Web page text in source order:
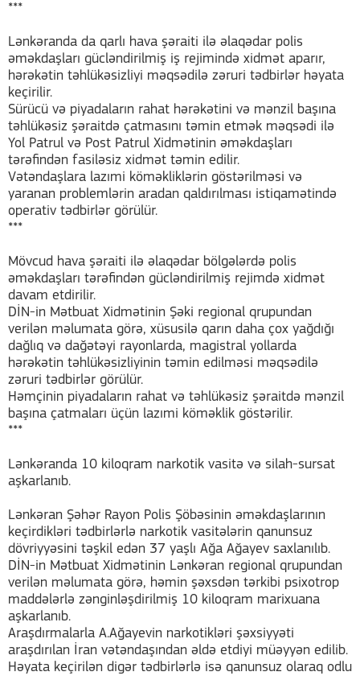
***
Lənkəranda da qarlı hava şəraiti ilə əlaqədar polis
əməkdaşları gücləndirilmiş iş rejimində xidmət aparır,
hərəkətin təhlükəsizliyi məqsədilə zəruri tədbirlər həyata
keçirilir.
Sürücü və piyadaların rahat hərəkətini və mənzil başına
təhlükəsiz şəraitdə çatmasını təmin etmək məqsədi ilə
Yol Patrul və Post Patrul Xidmətinin əməkdaşları
tərəfindən fasiləsiz xidmət təmin edilir.
Vətəndaşlara lazımi köməkliklərin göstərilməsi və
yaranan problemlərin aradan qaldırılması istiqamətində
operativ tədbirlər görülür.
***
Mövcud hava şəraiti ilə əlaqədar bölgələrdə polis
əməkdaşları tərəfindən gücləndirilmiş rejimdə xidmət
davam etdirilir.
DİN-in Mətbuat Xidmətinin Şəki regional qrupundan
verilən məlumata görə, xüsusilə qarın daha çox yağdığı
dağlıq və dağətəyi rayonlarda, magistral yollarda
hərəkətin təhlükəsizliyinin təmin edilməsi məqsədilə
zəruri tədbirlər görülür.
Həmçinin piyadaların rahat və təhlükəsiz şəraitdə mənzil
başına çatmaları üçün lazımi köməklik göstərilir.
***
Lənkəranda 10 kiloqram narkotik vasitə və silah-sursat
aşkarlanıb.
Lənkəran Şəhər Rayon Polis Şöbəsinin əməkdaşlarının
keçirdikləri tədbirlərlə narkotik vasitələrin qanunsuz
dövriyyəsini təşkil edən 37 yaşlı Ağa Ağayev saxlanılıb.
DİN-in Mətbuat Xidmətinin Lənkəran regional qrupundan
verilən məlumata görə, həmin şəxsdən tərkibi psixotrop
maddələrlə zənginləşdirilmiş 10 kiloqram marixuana
aşkarlanıb.
Araşdırmalarla A.Ağayevin narkotikləri şəxsiyyəti
araşdırılan İran vətəndaşından əldə etdiyi müəyyən edilib.
Həyata keçirilən digər tədbirlərlə isə qanunsuz olaraq odlu